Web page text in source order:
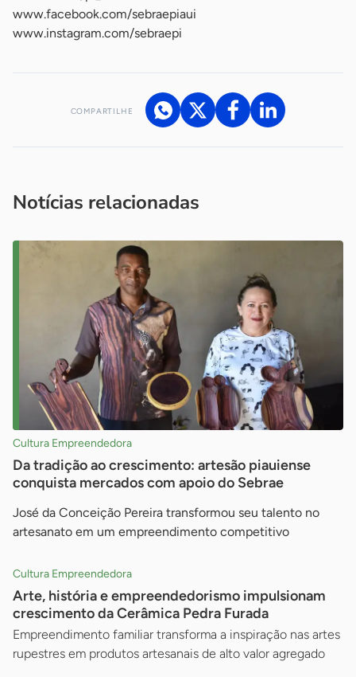
www.facebook.com/sebraepiaui
www.instagram.com/sebraepi
COMPARTILHE
Notícias relacionadas
Cultura Empreendedora
Da tradição ao crescimento: artesão piauiense
conquista mercados com apoio do Sebrae
José da Conceição Pereira transformou seu talento no
artesanato em um empreendimento competitivo
Cultura Empreendedora
Arte, história e empreendedorismo impulsionam
crescimento da Cerâmica Pedra Furada
Empreendimento familiar transforma a inspiração nas artes
rupestres em produtos artesanais de alto valor agregado